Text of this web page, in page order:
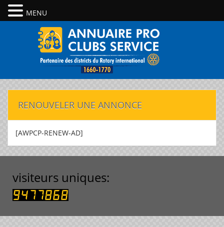
RENOUVELER UNE ANNONCE
[AWPCP-RENEW-AD]
visiteurs uniques:
MENU